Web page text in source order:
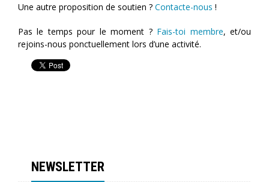
Une autre proposition de soutien ? Contacte-nous !
Pas le temps pour le moment ? Fais-toi membre, et/ou
rejoins-nous ponctuellement lors d’une activité.
NEWSLETTER